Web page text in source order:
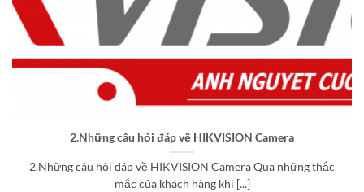
2.Những câu hỏi đáp về HIKVISION Camera
2.Những câu hỏi đáp về HIKVISION Camera Qua những thắc
mắc của khách hàng khi [...]